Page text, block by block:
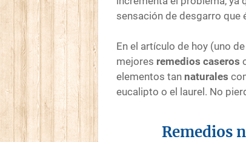
sensación de desgarro que
En el artículo de hoy (uno
mejores remedios caseros
elementos tan naturales
eucalipto o el laurel. No
Remedios